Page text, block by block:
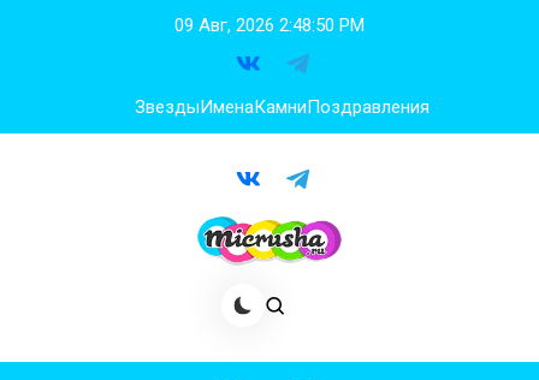
09 Авг, 2026 2:48:51 PM
ЗвездыИменаКамниПоздравления